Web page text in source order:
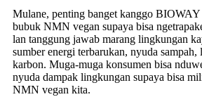
Mulane, penting banget kanggo BIOWAY
bubuk NMN vegan supaya bisa
lan tanggung jawab marang lingkungan
sumber energi terbarukan, nyuda sampah,
karbon. Muga-muga konsumen bisa
nyuda dampak lingkungan supaya bisa
NMN vegan kita.